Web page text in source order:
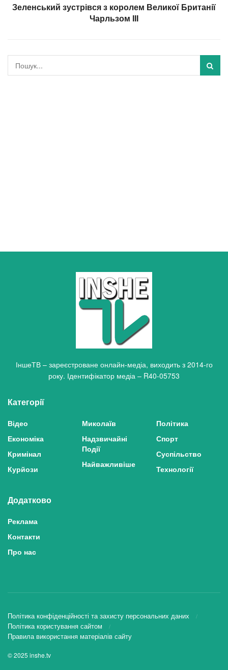
Зеленський зустрівся з королем Великої Британії
Чарльзом ІІІ
ІншеТВ – зареєстроване онлайн-медіа, виходить з 2014-го
року. Ідентифікатор медіа – R40-05753
Категорії
Відео
Економіка
Кримінал
Курйози
Миколаїв
Надзвичайні
Події
Найважливіше
Політика
Спорт
Суспільство
Технології
Додатково
Реклама
Контакти
Про нас
Політика конфіденційності та захисту персональних даних
Політика користування сайтом
Правила використання матеріалів сайту
© 2025 inshe.tv